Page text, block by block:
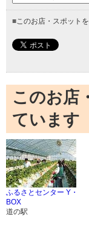
■このお店・スポット
このお店
ています
ふるさとセンター Y・
BOX
道の駅